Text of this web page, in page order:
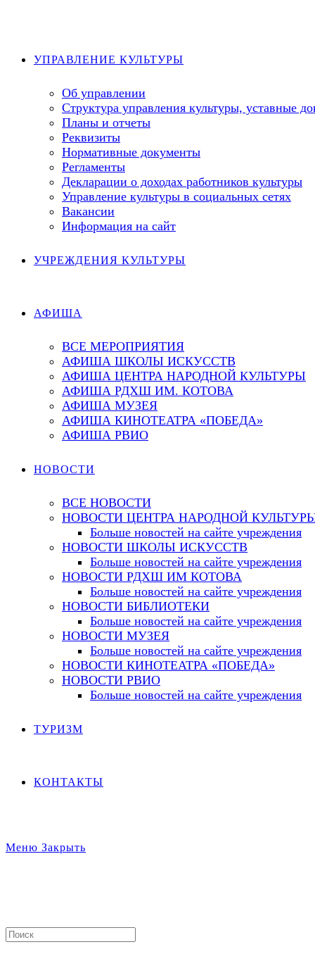
УПРАВЛЕНИЕ КУЛЬТУРЫ
Об управлении
Структура управления культуры, уставные
Планы и отчеты
Реквизиты
Нормативные документы
Регламенты
Декларации о доходах работников культуры
Управление культуры в социальных сетях
Вакансии
Информация на сайт
УЧРЕЖДЕНИЯ КУЛЬТУРЫ
АФИША
ВСЕ МЕРОПРИЯТИЯ
АФИША ШКОЛЫ ИСКУССТВ
АФИША ЦЕНТРА НАРОДНОЙ КУЛЬТУРЫ
АФИША РДХШ ИМ. КОТОВА
АФИША МУЗЕЯ
АФИША КИНОТЕАТРА «ПОБЕДА»
АФИША РВИО
НОВОСТИ
ВСЕ НОВОСТИ
НОВОСТИ ЦЕНТРА НАРОДНОЙ
Больше новостей на сайте учреждения
НОВОСТИ ШКОЛЫ ИСКУССТВ
Больше новостей на сайте учреждения
НОВОСТИ РДХШ ИМ КОТОВА
Больше новостей на сайте учреждения
НОВОСТИ БИБЛИОТЕКИ
Больше новостей на сайте учреждения
НОВОСТИ МУЗЕЯ
Больше новостей на сайте учреждения
НОВОСТИ КИНОТЕАТРА «ПОБЕДА»
НОВОСТИ РВИО
Больше новостей на сайте учреждения
ТУРИЗМ
КОНТАКТЫ
Меню Закрыть
Search